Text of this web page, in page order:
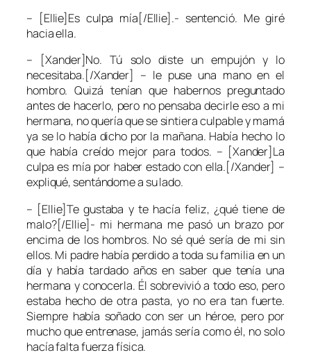
– [Ellie]Es culpa mía[/Ellie].- sentenció. Me giré
hacia ella.
– [Xander]No. Tú solo diste un empujón y lo
necesitaba.[/Xander] – le puse una mano en el
hombro. Quizá tenían que habernos preguntado
antes de hacerlo, pero no pensaba decirle eso a mi
hermana, no quería que se sintiera culpable y mamá
ya se lo había dicho por la mañana. Había hecho lo
que había creído mejor para todos. – [Xander]La
culpa es mía por haber estado con ella.[/Xander] –
expliqué, sentándome a su lado.
– [Ellie]Te gustaba y te hacía feliz, ¿qué tiene de
malo?[/Ellie]- mi hermana me pasó un brazo por
encima de los hombros. No sé qué sería de mi sin
ellos. Mi padre había perdido a toda su familia en un
día y había tardado años en saber que tenía una
hermana y conocerla. Él sobrevivió a todo eso, pero
estaba hecho de otra pasta, yo no era tan fuerte.
Siempre había soñado con ser un héroe, pero por
mucho que entrenase, jamás sería como él, no solo
hacía falta fuerza física.